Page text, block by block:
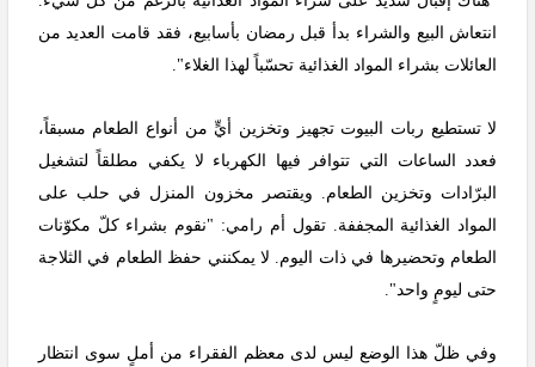
انتعاش البيع والشراء بدأ قبل رمضان بأسابيع، فقد قامت العديد من
العائلات بشراء المواد الغذائية تحسّباً لهذا الغلاء".
لا تستطيع ربات البيوت تجهيز وتخزين أيٍّ من أنواع الطعام مسبقاً،
فعدد الساعات التي تتوافر فيها الكهرباء لا يكفي مطلقاً لتشغيل
البرّادات وتخزين الطعام. ويقتصر مخزون المنزل في حلب على
المواد الغذائية المجففة. تقول أم رامي: "نقوم بشراء كلّ مكوّنات
الطعام وتحضيرها في ذات اليوم. لا يمكنني حفظ الطعام في الثلاجة
حتى ليومٍ واحد".
وفي ظلّ هذا الوضع ليس لدى معظم الفقراء من أملٍ سوى انتظار